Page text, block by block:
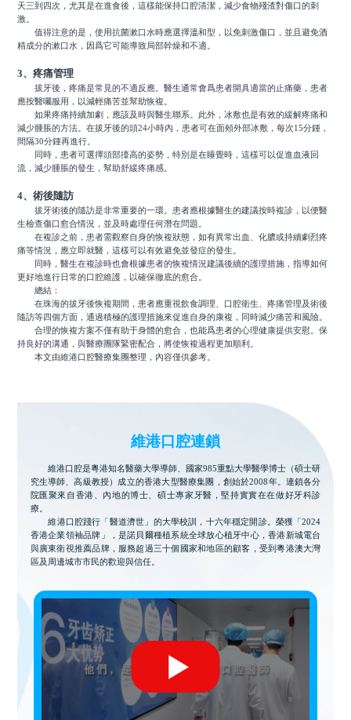
天三到四次，尤其是在進食後，這樣能保持口腔清潔，減少食物殘渣對傷口的刺
激。
值得注意的是，使用抗菌漱口水時應選擇溫和型，以免刺激傷口，並且避免酒
精成分的漱口水，因爲它可能導致局部幹燥和不適。
3、疼痛管理
拔牙後，疼痛是常見的不適反應。醫生通常會爲患者開具適當的止痛藥，患者
應按醫囑服用，以減輕痛苦並幫助恢複。
如果疼痛持續加劇，應該及時與醫生聯系。此外，冰敷也是有效的緩解疼痛和
減少腫脹的方法。在拔牙後的頭24小時內，患者可在面頰外部冰敷，每次15分鍾，
間隔30分鍾再進行。
同時，患者可選擇頭部擡高的姿勢，特別是在睡覺時，這樣可以促進血液回
流，減少腫脹的發生，幫助舒緩疼痛感。
4、術後隨訪
拔牙術後的隨訪是非常重要的一環。患者應根據醫生的建議按時複診，以便醫
生檢查傷口愈合情況，並及時處理任何潛在問題。
在複診之前，患者需觀察自身的恢複狀態，如有異常出血、化膿或持續劇烈疼
痛等情況，應立即就醫，這樣可以有效避免並發症的發生。
同時，醫生在複診時也會根據患者的恢複情況建議後續的護理措施，指導如何
更好地進行日常的口腔維護，以確保徹底的愈合。
總結：
在珠海的拔牙後恢複期間，患者應重視飲食調理、口腔衛生、疼痛管理及術後
隨訪等四個方面，通過積極的護理措施來促進自身的康複，同時減少痛苦和風險。
合理的恢複方案不僅有助于身體的愈合，也能爲患者的心理健康提供安慰。保
持良好的溝通，與醫療團隊緊密配合，將使恢複過程更加順利。
本文由維港口腔醫療集團整理，內容僅供參考。
維港口腔連鎖
維港口腔是粵港知名醫藥大學導師、國家985重點大學醫學博士（碩士研
究生導師、高級教授）成立的香港大型醫療集團，創始於2008年。連鎖各分
院匯聚來自香港、內地的博士、碩士專家牙醫，堅持實實在在做好牙科診
療。
維港口腔踐行「醫道濟世」的大學校訓，十六年穩定開診。榮獲「2024
香港企業領袖品牌」，是諾貝爾種植系統全球放心植牙中心，香港新城電台
與廣東衛視推薦品牌，服務超過三十個國家和地區的顧客，受到粵港澳大灣
區及周邊城市市民的歡迎與信任。